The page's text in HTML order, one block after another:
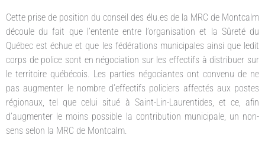
Cette prise de position du conseil des élu.es de la MRC de Montcalm
découle du fait que l’entente entre l’organisation et la Sûreté du
Québec est échue et que les fédérations municipales ainsi que ledit
corps de police sont en négociation sur les effectifs à distribuer sur
le territoire québécois. Les parties négociantes ont convenu de ne
pas augmenter le nombre d’effectifs policiers affectés aux postes
régionaux, tel que celui situé à Saint-Lin-Laurentides, et ce, afin
d’augmenter le moins possible la contribution municipale, un non-
sens selon la MRC de Montcalm.